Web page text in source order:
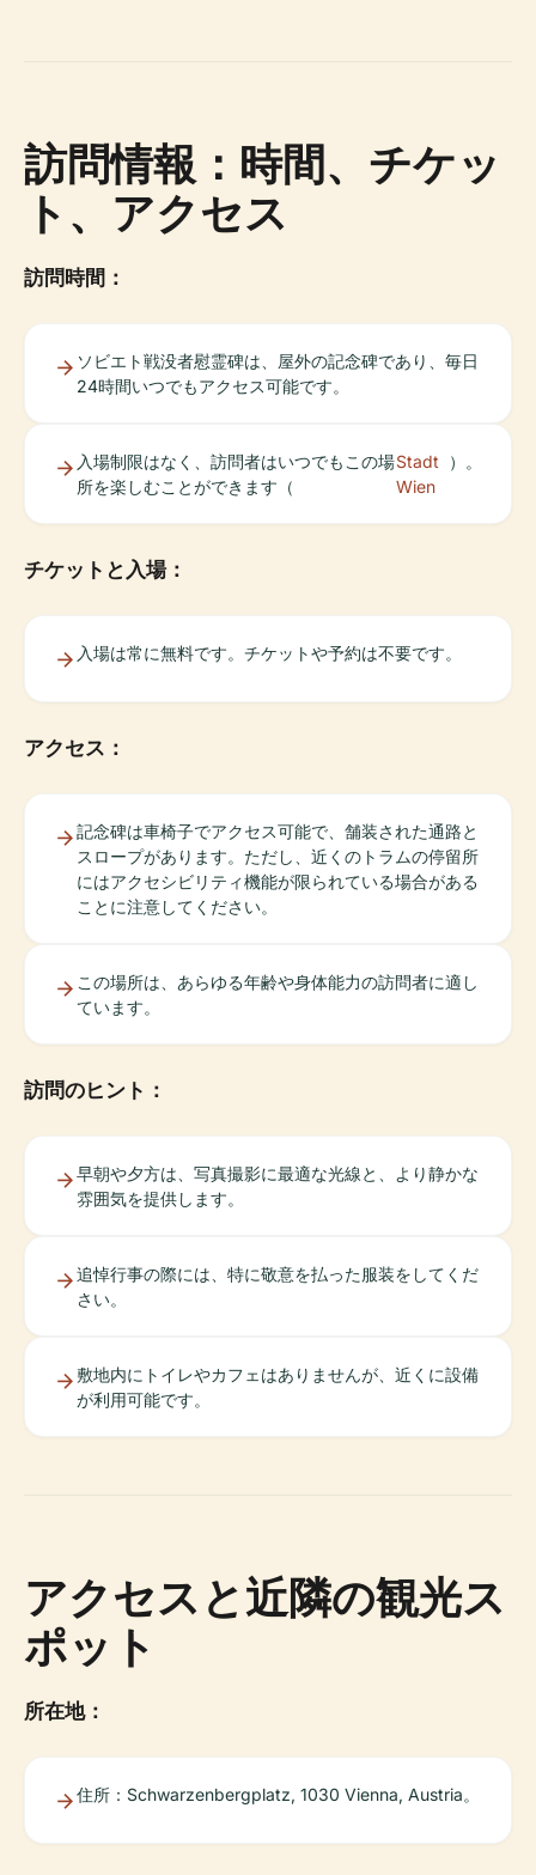
訪問情報：時間、チケッ
ト、アクセス
訪問時間：
ソビエト戦没者慰霊碑は、屋外の記念碑であり、毎日
24時間いつでもアクセス可能です。
入場制限はなく、訪問者はいつでもこの場
所を楽しむことができます（
Stadt
Wien
）。
チケットと入場：
入場は常に無料です。チケットや予約は不要です。
アクセス：
記念碑は車椅子でアクセス可能で、舗装された通路と
スロープがあります。ただし、近くのトラムの停留所
にはアクセシビリティ機能が限られている場合がある
ことに注意してください。
この場所は、あらゆる年齢や身体能力の訪問者に適し
ています。
訪問のヒント：
早朝や夕方は、写真撮影に最適な光線と、より静かな
雰囲気を提供します。
追悼行事の際には、特に敬意を払った服装をしてくだ
さい。
敷地内にトイレやカフェはありませんが、近くに設備
が利用可能です。
アクセスと近隣の観光ス
ポット
所在地：
住所：Schwarzenbergplatz, 1030 Vienna, Austria。